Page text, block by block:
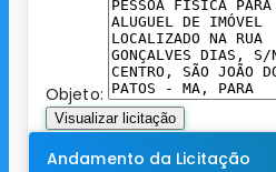
Objeto:
Visualizar licitação
Andamento da Licitação